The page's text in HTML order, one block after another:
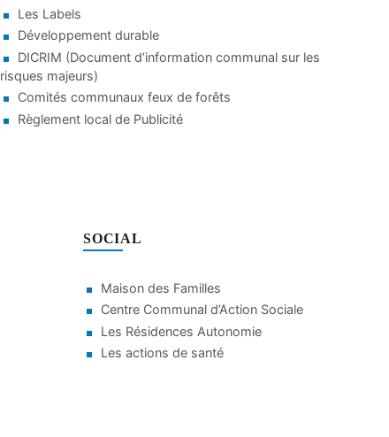
Les Labels
Développement durable
DICRIM (Document d’information communal sur les
risques majeurs)
Comités communaux feux de forêts
Règlement local de Publicité
SOCIAL
Maison des Familles
Centre Communal d’Action Sociale
Les Résidences Autonomie
Les actions de santé